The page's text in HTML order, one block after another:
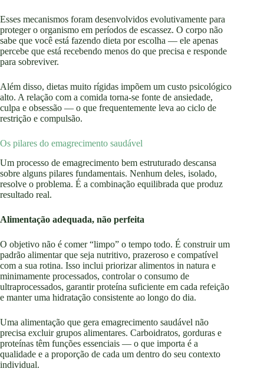
Esses mecanismos foram desenvolvidos evolutivamente para
proteger o organismo em períodos de escassez. O corpo não
sabe que você está fazendo dieta por escolha — ele apenas
percebe que está recebendo menos do que precisa e responde
para sobreviver.
Além disso, dietas muito rígidas impõem um custo psicológico
alto. A relação com a comida torna-se fonte de ansiedade,
culpa e obsessão — o que frequentemente leva ao ciclo de
restrição e compulsão.
Os pilares do emagrecimento saudável
Um processo de emagrecimento bem estruturado descansa
sobre alguns pilares fundamentais. Nenhum deles, isolado,
resolve o problema. É a combinação equilibrada que produz
resultado real.
Alimentação adequada, não perfeita
O objetivo não é comer “limpo” o tempo todo. É construir um
padrão alimentar que seja nutritivo, prazeroso e compatível
com a sua rotina. Isso inclui priorizar alimentos in natura e
minimamente processados, controlar o consumo de
ultraprocessados, garantir proteína suficiente em cada refeição
e manter uma hidratação consistente ao longo do dia.
Uma alimentação que gera emagrecimento saudável não
precisa excluir grupos alimentares. Carboidratos, gorduras e
proteínas têm funções essenciais — o que importa é a
qualidade e a proporção de cada um dentro do seu contexto
individual.